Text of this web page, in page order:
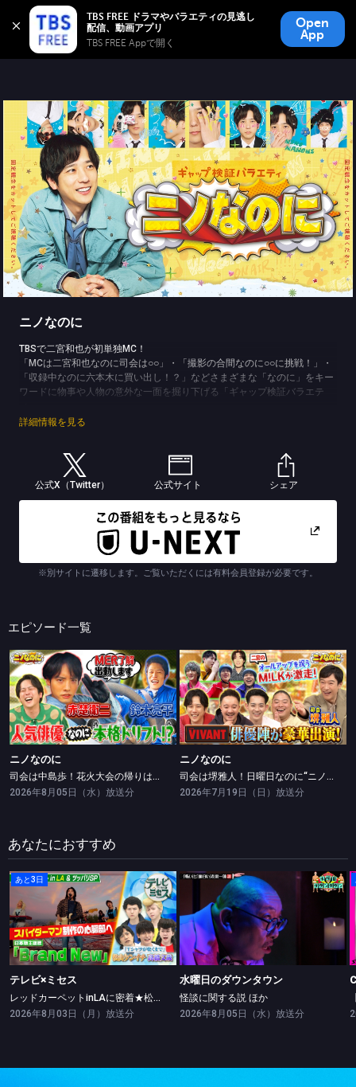
TBS FREE ドラマやバラエティの見逃し
TBS FREE Appで開く
Open
App
TBS FREE
無料見逃し配信
ニノなのに
TBSで二宮和也が初単独MC！
「MCは二宮和也なのに司会は○○」・「撮影の合間なのに○○に挑戦！」・
「収録中なのに六本木に買い出し！？」などさまざまな「なのに」をキー
ワードに物事や人物の意外な一面を掘り下げる「ギャップ検証バラエテ
(C)極東電視台/TBS
詳細情報を見る
公式X（Twitter） 公式サイト シェア
※別サイトに遷移します。ご覧いただくには有料会員登録が必要です。
エピソード一覧
ニノなのに
司会は中島歩！花火大会の帰りは何が一番早い？
ニノなのに
司会は中島歩！花火大会の帰りは何が一番早い？
2026年8月05日（水）放送分
ニノなのに
司会は堺雅人！日曜日なのに“ニノなのに”！VIVANTコラボSP
ニノなのに
司会は堺雅人！日曜日なのに“ニノなのに”！VIVANTコラボSP
2026年7月19日（日）放送分
あなたにおすすめ
あと3日
テレビ×ミセス
レッドカーペットinLAに密着★松山ケンイチ・高橋文哉ツッパリ勝負！
テレビ×ミセス
レッドカーペットinLAに密着★松山ケンイチ・高橋文哉ツッパリ勝負！
2026年8月03日（月）放送分
水曜日のダウンタウン
怪談に関する説 ほか
水曜日のダウンタウン
怪談に関する説 ほか
2026年8月05日（水）放送分